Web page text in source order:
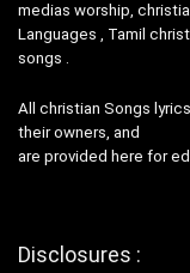
medias worship,
Languages , Tamil
songs .
All christian Songs
their owners, and
are provided here for
Disclosures :